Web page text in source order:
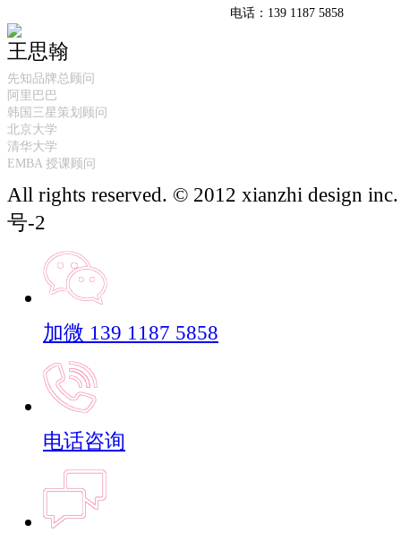
电话：139 1187 5858
王思翰
先知品牌总顾问
阿里巴巴
韩国三星策划顾问
北京大学
清华大学
EMBA 授课顾问
All rights reserved. © 2012 xianzhi design
号-2
加微 139 1187 5858
电话咨询